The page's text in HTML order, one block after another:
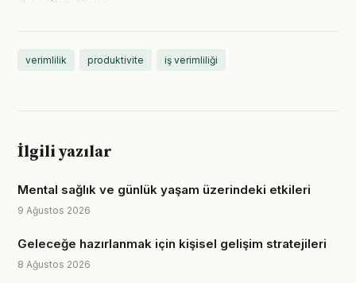
verimlilik produktivite iş verimliliği
İlgili yazılar
Mental sağlık ve günlük yaşam üzerindeki etkileri
9 Ağustos 2026
Geleceğe hazırlanmak için kişisel gelişim stratejileri
8 Ağustos 2026